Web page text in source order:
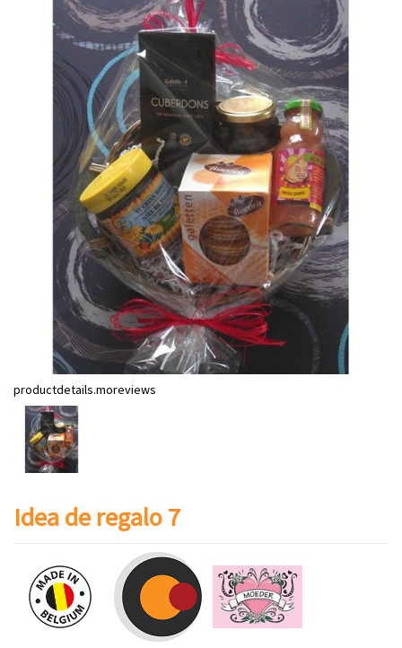
productdetails.moreviews
Idea de regalo 7